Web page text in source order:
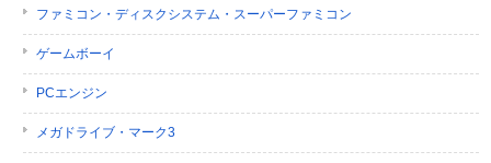
ファミコン・ディスクシステム・スーパーファミコン
ゲームボーイ
PCエンジン
メガドライブ・マーク3